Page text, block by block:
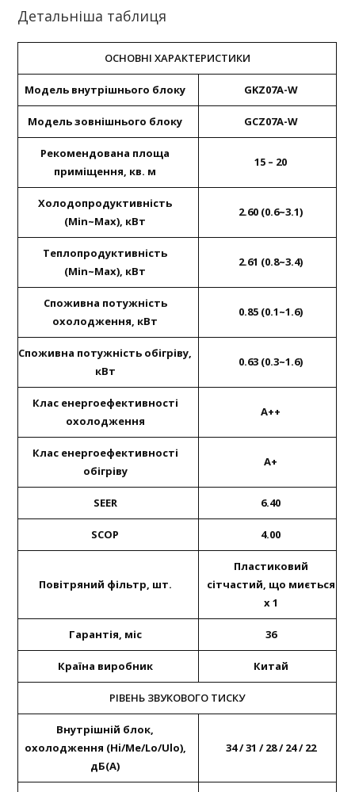
Детальніша таблиця
ОСНОВНІ ХАРАКТЕРИСТИКИ
Модель внутрішнього блоку GKZ07A-W
Модель зовнішнього блоку GCZ07A-W
Рекомендована площа
приміщення, кв. м
15 – 20
Холодопродуктивність
(Міn~Мах), кВт
2.60 (0.6~3.1)
Теплопродуктивність
(Міn~Мах), кВт
2.61 (0.8~3.4)
Споживна потужність
охолодження, кВт
0.85 (0.1~1.6)
Споживна потужність обігріву,
кВт
0.63 (0.3~1.6)
Клас енергоефективності
охолодження
A++
Клас енергоефективності
обігріву
A+
SEER 6.40
SCOP 4.00
Повітряний фільтр, шт.
Пластиковий
сітчастий, що миється
х 1
Гарантія, міс 36
Країна виробник Китай
РІВЕНЬ ЗВУКОВОГО ТИСКУ
Внутрішній блок,
охолодження (Hi/Me/Lo/Ulo),
дБ(А)
34 / 31 / 28 / 24 / 22